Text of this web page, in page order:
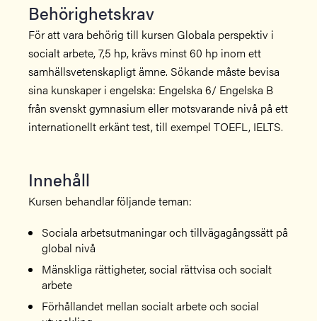
Behörighetskrav
För att vara behörig till kursen Globala perspektiv i
socialt arbete, 7,5 hp, krävs minst 60 hp inom ett
samhällsvetenskapligt ämne. Sökande måste bevisa
sina kunskaper i engelska: Engelska 6/ Engelska B
från svenskt gymnasium eller motsvarande nivå på ett
internationellt erkänt test, till exempel TOEFL, IELTS.
Innehåll
Kursen behandlar följande teman:
Sociala arbetsutmaningar och tillvägagångssätt på
global nivå
Mänskliga rättigheter, social rättvisa och socialt
arbete
Förhållandet mellan socialt arbete och social